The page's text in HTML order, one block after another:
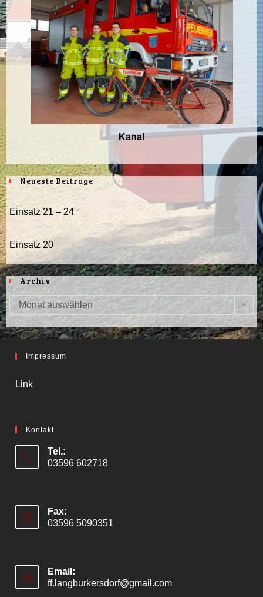
Kanal
Neueste Beiträge
Einsatz 21 – 24
Einsatz 20
Archiv
ArchivMonat auswählen
Impressum
Link
Kontakt
Tel.:
03596 602718
Fax:
03596 5090351
Email:
ff.langburkersdorf@gmail.comOpens